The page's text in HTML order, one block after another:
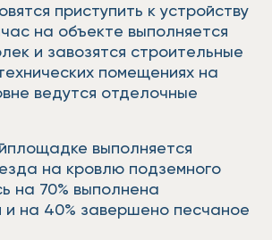
приступить к устройству
на объекте выполняется
и завозятся строительные
помещениях на
ведутся отделочные
выполняется
на кровлю подземного
на 70% выполнена
и на 40% завершено песчаное